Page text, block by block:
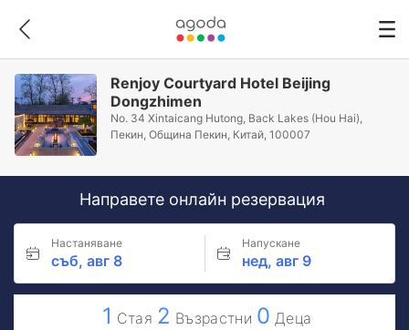
Renjoy Courtyard Hotel Beijing
Dongzhimen
No. 34 Xintaicang Hutong, Back Lakes (Hou Hai),
Пекин, Община Пекин, Китай, 100007
Направете онлайн резервация
Настаняване
съб, авг 8
Напускане
нед, авг 9
1 Стая 2 Възрастни 0 Деца